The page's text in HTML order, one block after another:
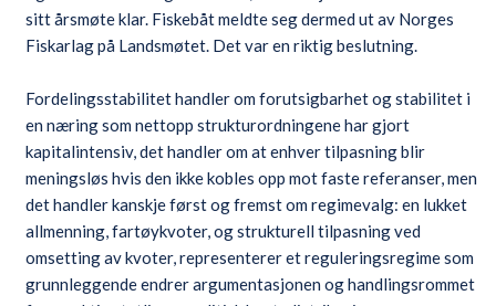
sitt årsmøte klar. Fiskebåt meldte seg dermed ut av Norges
Fiskarlag på Landsmøtet. Det var en riktig beslutning.
Fordelingsstabilitet handler om forutsigbarhet og stabilitet i
en næring som nettopp strukturordningene har gjort
kapitalintensiv, det handler om at enhver tilpasning blir
meningsløs hvis den ikke kobles opp mot faste referanser, men
det handler kanskje først og fremst om regimevalg: en lukket
allmenning, fartøykvoter, og strukturell tilpasning ved
omsetting av kvoter, representerer et reguleringsregime som
grunnleggende endrer argumentasjonen og handlingsrommet